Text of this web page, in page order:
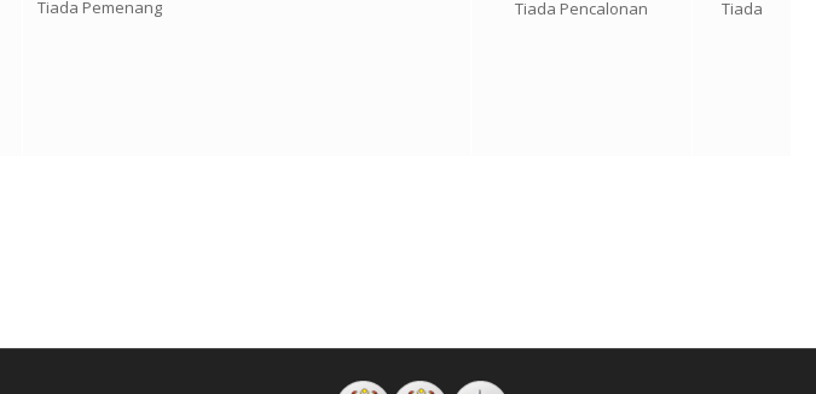
Tiada Pemenang Tiada Pencalonan Tiada